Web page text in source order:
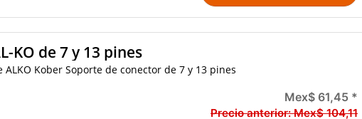
KO de 7 y 13 pines
Kober Soporte de conector de 7 y 13 pines
Mex$ 61,45 *
Precio anterior:Mex$ 104,11